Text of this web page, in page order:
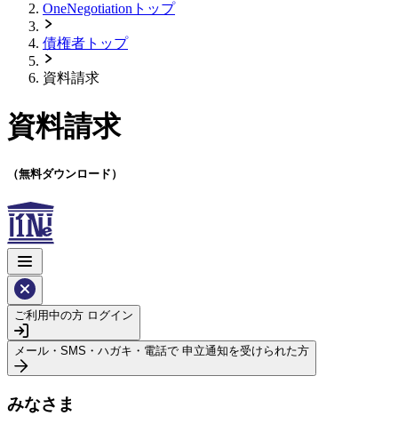
OneNegotiationトップ
債権者トップ
資料請求
資料請求
（無料ダウンロード）
ご利用中の方 ログイン
メール・SMS・ハガキ・電話で 申立通知を受けられた方
みなさま